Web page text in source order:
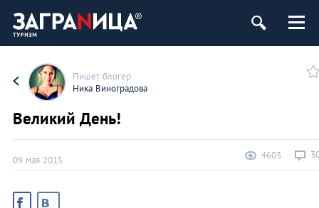
Пишет блогер
Ника Виноградова
Великий День!
09 мая 2015 4603